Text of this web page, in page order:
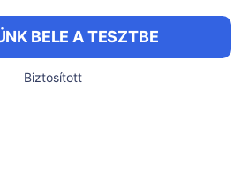
BELE A TESZTBE
Biztosított